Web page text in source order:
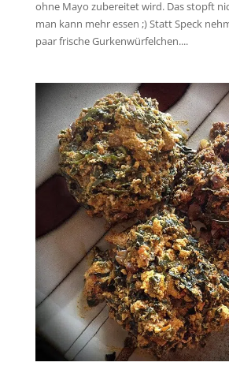
ohne Mayo zubereitet wird. Das stopft
man kann mehr essen ;) Statt Speck
paar frische Gurkenwürfelchen....